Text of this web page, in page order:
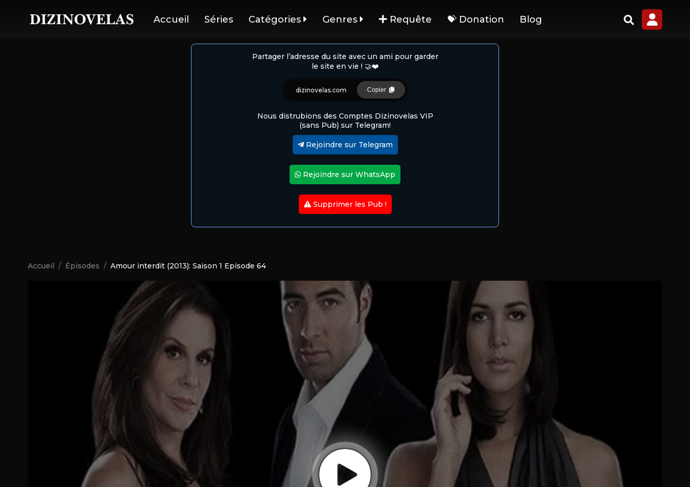
Accueil Séries Catégories Genres Requête 💝 Donation Blog
Partager l’adresse du site avec un ami pour garder
le site en vie ! 🤝❤️
dizinovelas.com Copier
Nous distrubions des Comptes Dizinovelas VIP
(sans Pub) sur Telegram!
Rejoindre sur Telegram
Rejoindre sur WhatsApp
Supprimer les Pub !
Accueil Épisodes Amour interdit (2013): Saison 1 Episode 64